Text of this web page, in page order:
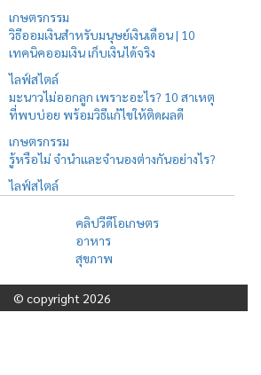
เกษตรกรรม
วิธีออมเงินสำหรับมนุษย์เงินเดือน | 10
เทคนิคออมเงิน เก็บเงินได้จริง
ไลฟ์สไตล์
มะนาวไม่ออกลูก เพราะอะไร? 10 สาเหตุ
ที่พบบ่อย พร้อมวิธีแก้ไขให้ติดผลดี
เกษตรกรรม
รู้หรือไม่ จำนำและจำนองต่างกันอย่างไร?
ไลฟ์สไตล์
คลิปวีดีโอเกษตร
อาหาร
สุขภาพ
© copyright 2026